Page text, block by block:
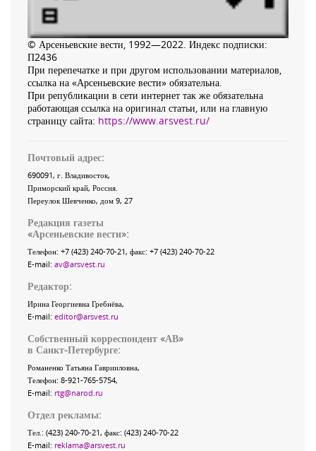
© Арсеньевские вести, 1992—2022. Индекс подписки:
П2436
При перепечатке и при другом использовании материалов,
ссылка на «Арсеньевские вести» обязательна.
При републикации в сети интернет так же обязательна
работающая ссылка на оригинал статьи, или на главную
страницу сайта: https://www.arsvest.ru/
Почтовый адрес:
690091, г. Владивосток,
Приморский край, Россия
Переулок Шевченко, дом 9, 27
Редакция газеты
«Арсеньевские вести»:
Телефон: +7 (423) 240-70-21, факс: +7 (423) 240-70-22
E-mail: av@arsvest.ru
Редактор:
Ирина Георгиевна Гребнёва,
E-mail: editor@arsvest.ru
Собственный корреспондент «АВ»
в Санкт-Петербурге:
Романенко Татьяна Гаврииловна,
Телефон: 8-921-765-5754,
E-mail: rtg@narod.ru
Отдел рекламы:
Тел.: (423) 240-70-21, факс: (423) 240-70-22
E-mail: reklama@arsvest.ru